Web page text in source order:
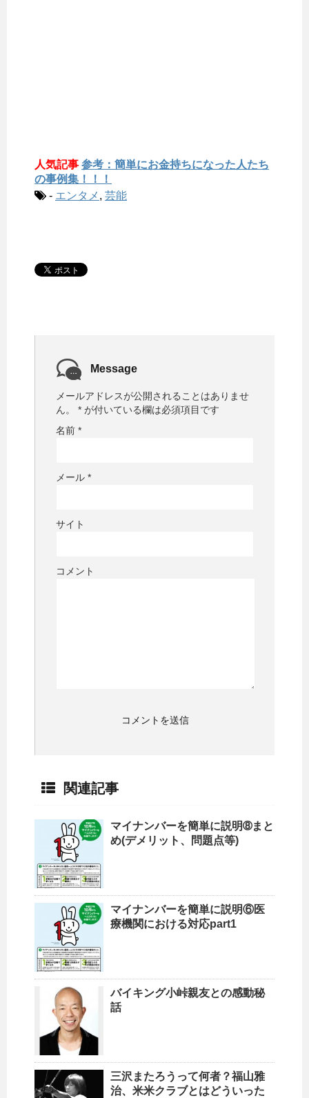
人気記事 参考：簡単にお金持ちになった人たち
の事例集！！！
- エンタメ , 芸能
Message
メールアドレスが公開されることはありませ
ん。
* が付いている欄は必須項目です
名前 *
メール *
サイト
コメント
関連記事
マイナンバーを簡単に説明➇まと
め(デメリット、問題点等)
マイナンバーを簡単に説明⑥医
療機関における対応part1
バイキング小峠親友との感動秘
話
三沢またろうって何者？福山雅
治、米米クラブとはどういった